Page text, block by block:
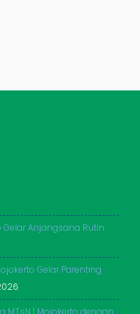
Gelar Anjangsana Rutin
Gelar Parenting
1 Mojokerto dengan